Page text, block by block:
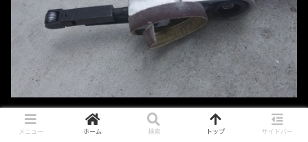
やっぱオマケはダメだわ。
メニュー ホーム 検索 トップ サイドバー